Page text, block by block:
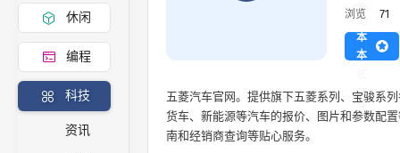
休闲
编程
科技
资讯
浏览 71
到
本
本
主
页
五菱汽车官网。提供旗下五菱系列、宝骏系
货车、新能源等汽车的报价、图片和参数配
南和经销商查询等贴心服务。